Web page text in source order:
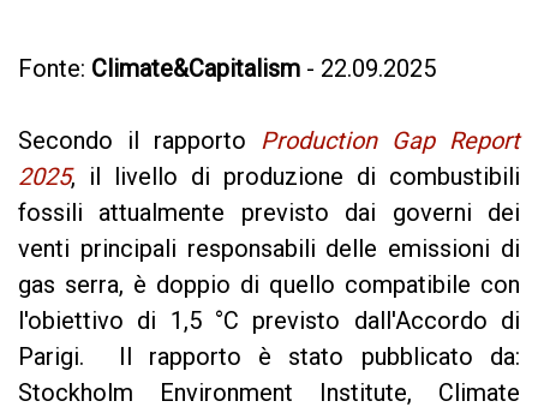
Fonte: Climate&Capitalism - 22.09.2025
Secondo il rapporto Production Gap Report
2025, il livello di produzione di combustibili
fossili attualmente previsto dai governi dei
venti principali responsabili delle emissioni di
gas serra, è doppio di quello compatibile con
l'obiettivo di 1,5 °C previsto dall'Accordo di
Parigi. Il rapporto è stato pubblicato da:
Stockholm Environment Institute, Climate